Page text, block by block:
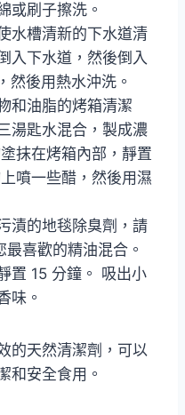
或刷子擦洗。
水槽清新的下水道清
入下水道，然後倒入
然後用熱水沖洗。
和油脂的烤箱清潔
湯匙水混合，製成濃
抹在烤箱內部，靜置
噴一些醋，然後用濕
漬的地毯除臭劑，請
喜歡的精油混合。
置 15 分鐘。 吸出小
味。
的天然清潔劑，可以
和安全食用。